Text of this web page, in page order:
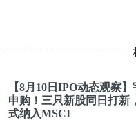
【8月10日IPO动态观察
申购！三只新股同日打新
式纳入MSCI